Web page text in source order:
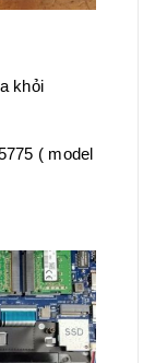
khỏi
( model